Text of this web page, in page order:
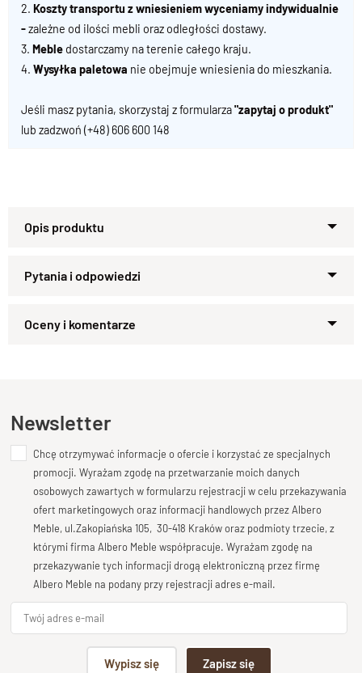
2. Koszty transportu z wniesieniem wyceniamy indywidualnie
-zależne od ilości mebli oraz odległości dostawy.
3. Meble dostarczamy na terenie całego kraju.
4. Wysyłka paletowa nie obejmuje wniesienia do mieszkania.
Jeśli masz pytania, skorzystaj z formularza"zapytaj o produkt"
lub zadzwoń (+48) 606 600 148
Przeszklona biblioteka z litego
drewna
Taprzeszklona biblioteka z litego drewna
Biblioteka drewniana do salonu
Umieszczona w salonie, drewniana biblioteka
staje się
centralnym punktem wnętrza. Jasne wybarwienie naturalnego
drewna rozświetla przestrzeń, a klasyczny design doskonale
komponuje się zarówno z nowoczesnymi, jak i tradycyjnymi
aranżacjami.
Klasyczny mebel z naturalnych
materiałów
Ręczne wykonanie i użycie
litego drewna
Zapytaj o produkt
Dodaj opinię o produkcie
Twoja ocena
Bardzo dobry
Twoja opinia o produkcie
Podpis
Newsletter
Chcę otrzymywać informacje o ofercie i korzystać ze specjalnych
promocji. Wyrażam zgodę na przetwarzanie moich danych
osobowych zawartych w formularzu rejestracji w celu przekazywania
ofert marketingowych oraz informacji handlowych przez Albero
Meble, ul.Zakopiańska 105, 30-418 Kraków oraz podmioty trzecie, z
którymi firma Albero Meble współpracuje. Wyrażam zgodę na
przekazywanie tych informacji drogą elektroniczną przez firmę
Albero Meble na podany przy rejestracji adres e-mail.
Wypisz się Zapisz się